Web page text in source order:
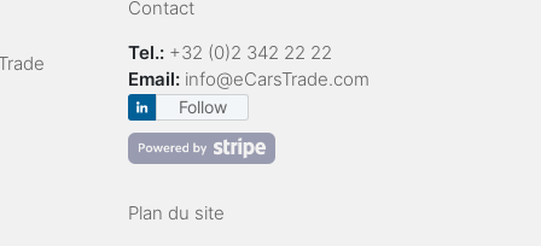
Contact
Tel.: +32 (0)2 342 22 22
Email: info@eCarsTrade.com
Follow
Plan du site